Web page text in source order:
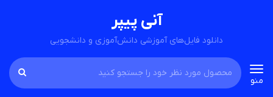
آنی پیپر
دانلود فایل‌های آموزشی دانش‌آموزی و دانشجویی
Toggle
navigation
منو